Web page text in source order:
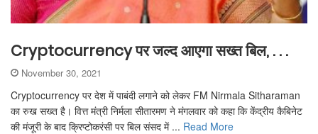
Cryptocurrency पर जल्‍द आएगा सख्‍त बिल, . . .
November 30, 2021
Cryptocurrency पर देश में पाबंदी लगाने को लेकर FM Nirmala Sitharaman
का रुख सख्‍त है। वित्त मंत्री निर्मला सीतारमण ने मंगलवार को कहा कि केंद्रीय कैबिनेट
की मंजूरी के बाद क्रिप्टोकरंसी पर बिल संसद में ... Read More